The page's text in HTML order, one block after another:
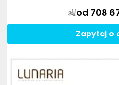
od 708
Zapytaj o